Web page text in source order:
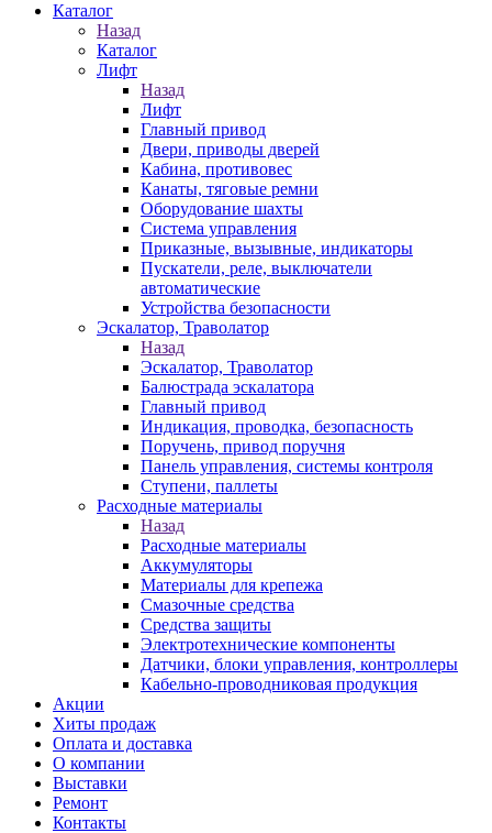
Каталог
Назад
Каталог
Лифт
Назад
Лифт
Главный привод
Двери, приводы дверей
Кабина, противовес
Канаты, тяговые ремни
Оборудование шахты
Система управления
Приказные, вызывные, индикаторы
Пускатели, реле, выключатели
автоматические
Устройства безопасности
Эскалатор, Траволатор
Назад
Эскалатор, Траволатор
Балюстрада эскалатора
Главный привод
Индикация, проводка, безопасность
Поручень, привод поручня
Панель управления, системы контроля
Ступени, паллеты
Расходные материалы
Назад
Расходные материалы
Аккумуляторы
Материалы для крепежа
Смазочные средства
Средства защиты
Электротехнические компоненты
Датчики, блоки управления, контроллеры
Кабельно-проводниковая продукция
Акции
Хиты продаж
Оплата и доставка
О компании
Выставки
Ремонт
Контакты